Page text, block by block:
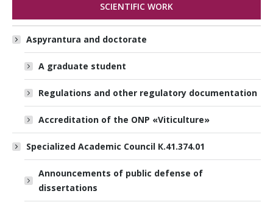
SCIENTIFIC WORK
Aspyrantura and doctorate
A graduate student
Regulations and other regulatory documentation
Accreditation of the ONP «Viticulture»
Specialized Academic Council К.41.374.01
Announcements of public defense of
dissertations